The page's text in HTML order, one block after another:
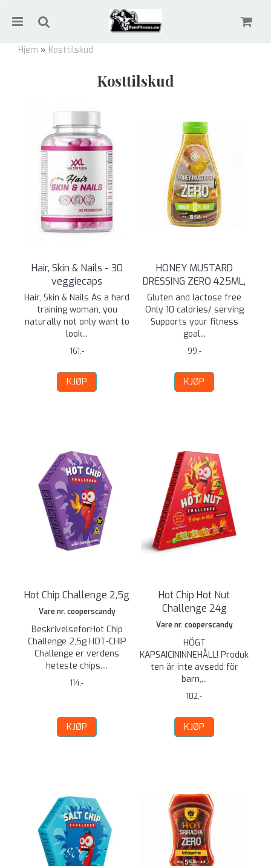
Hjem » Kosttilskud
Kosttilskud
Hair, Skin & Nails - 30
veggiecaps
Hair, Skin & Nails As a hard
training woman, you
naturally not only want to
look...
161,-
KJØP
HONEY MUSTARD
DRESSING ZERO 425ML,
Gluten and lactose free
Only 10 calories/ serving
Supports your fitness
goal...
99,-
KJØP
Hot Chip Challenge 2,5g
Vare nr. cooperscandy
BeskrivelseforHot Chip
Challenge 2,5g HOT-CHIP
Challenge er verdens
heteste chips....
114,-
KJØP
Hot Chip Hot Nut
Challenge 24g
Vare nr. cooperscandy
HÖGT
KAPSAICININNEHÅLL! Produk
ten är inte avsedd för
barn,...
102,-
KJØP
Trykk ENTER for å søke